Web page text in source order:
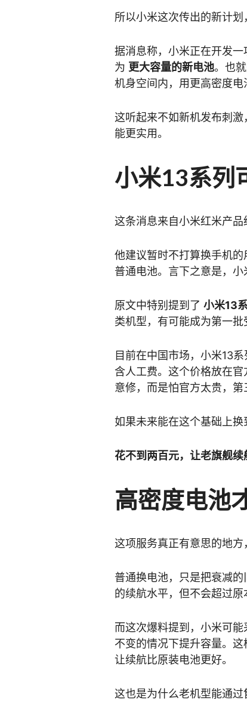
所以小米这次传出的新计划
据消息称，小米正在开发
为 更大容量的新电池。也
机身空间内，用更高密度电
这听起来不如新机发布刺
能更实用。
小米13系列
这条消息来自小米红米产品
他建议暂时不打算换手机
普通电池。言下之意是，小
原文中特别提到了 小米13
类机型，有可能成为第一批
目前在中国市场，小米13
含人工费。这个价格放在
意修，而是怕官方太贵，第
如果未来能在这个基础上换
花不到两百元，让老旗舰续
高密度电池
这项服务真正有意思的地方
普通换电池，只是把衰减
的续航水平，但不会超过原
而这次爆料提到，小米可能
不变的情况下提升容量。
让续航比原装电池更好。
这也是为什么老机型能通过